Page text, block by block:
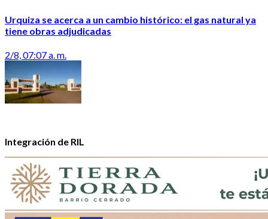
Urquiza se acerca a un cambio histórico: el gas natural ya
tiene obras adjudicadas
2/8, 07:07 a. m.
Integración de RIL